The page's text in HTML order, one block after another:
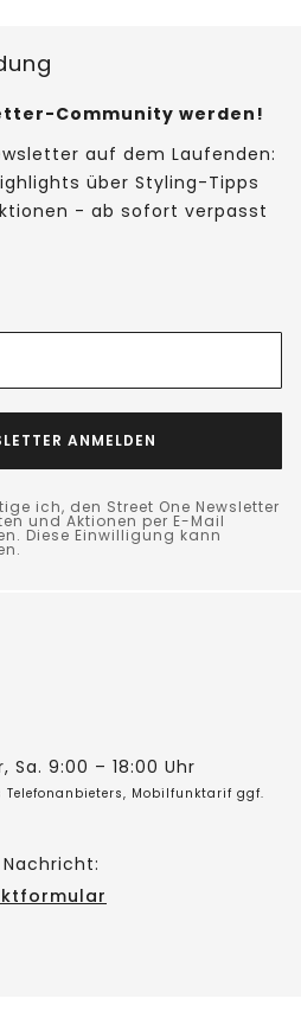
Community werden!
auf dem Laufenden:
über Styling-Tipps
- ab sofort verpasst
ANMELDEN
ich, den Street One Newsletter
und Aktionen per E-Mail
Diese Einwilligung kann
Sa. 9:00 – 18:00 Uhr
Telefonanbieters, Mobilfunktarif ggf.